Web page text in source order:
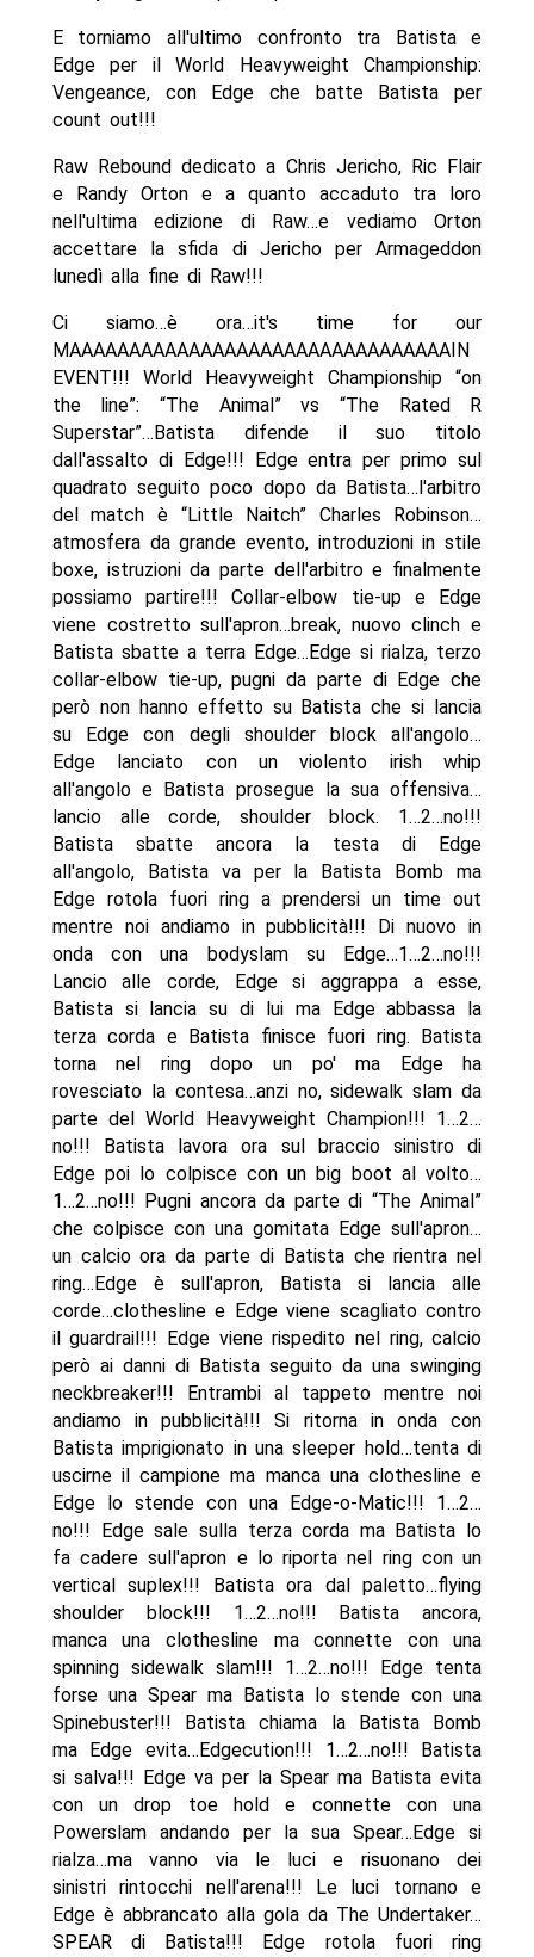
E torniamo all'ultimo confronto tra Batista e
Edge per il World Heavyweight Championship:
Vengeance, con Edge che batte Batista per
count out!!!
Raw Rebound dedicato a Chris Jericho, Ric Flair
e Randy Orton e a quanto accaduto tra loro
nell'ultima edizione di Raw…e vediamo Orton
accettare la sfida di Jericho per Armageddon
lunedì alla fine di Raw!!!
Ci siamo…è ora…it's time for our
MAAAAAAAAAAAAAAAAAAAAAAAAAAAAAAAAIN
EVENT!!! World Heavyweight Championship “on
the line”: “The Animal” vs “The Rated R
Superstar”…Batista difende il suo titolo
dall'assalto di Edge!!! Edge entra per primo sul
quadrato seguito poco dopo da Batista…l'arbitro
del match è “Little Naitch” Charles Robinson…
atmosfera da grande evento, introduzioni in stile
boxe, istruzioni da parte dell'arbitro e finalmente
possiamo partire!!! Collar-elbow tie-up e Edge
viene costretto sull'apron…break, nuovo clinch e
Batista sbatte a terra Edge…Edge si rialza, terzo
collar-elbow tie-up, pugni da parte di Edge che
però non hanno effetto su Batista che si lancia
su Edge con degli shoulder block all'angolo…
Edge lanciato con un violento irish whip
all'angolo e Batista prosegue la sua offensiva…
lancio alle corde, shoulder block. 1…2…no!!!
Batista sbatte ancora la testa di Edge
all'angolo, Batista va per la Batista Bomb ma
Edge rotola fuori ring a prendersi un time out
mentre noi andiamo in pubblicità!!! Di nuovo in
onda con una bodyslam su Edge…1…2…no!!!
Lancio alle corde, Edge si aggrappa a esse,
Batista si lancia su di lui ma Edge abbassa la
terza corda e Batista finisce fuori ring. Batista
torna nel ring dopo un po' ma Edge ha
rovesciato la contesa…anzi no, sidewalk slam da
parte del World Heavyweight Champion!!! 1…2…
no!!! Batista lavora ora sul braccio sinistro di
Edge poi lo colpisce con un big boot al volto…
1…2…no!!! Pugni ancora da parte di “The Animal”
che colpisce con una gomitata Edge sull'apron…
un calcio ora da parte di Batista che rientra nel
ring…Edge è sull'apron, Batista si lancia alle
corde…clothesline e Edge viene scagliato contro
il guardrail!!! Edge viene rispedito nel ring, calcio
però ai danni di Batista seguito da una swinging
neckbreaker!!! Entrambi al tappeto mentre noi
andiamo in pubblicità!!! Si ritorna in onda con
Batista imprigionato in una sleeper hold…tenta di
uscirne il campione ma manca una clothesline e
Edge lo stende con una Edge-o-Matic!!! 1…2…
no!!! Edge sale sulla terza corda ma Batista lo
fa cadere sull'apron e lo riporta nel ring con un
vertical suplex!!! Batista ora dal paletto…flying
shoulder block!!! 1…2…no!!! Batista ancora,
manca una clothesline ma connette con una
spinning sidewalk slam!!! 1…2…no!!! Edge tenta
forse una Spear ma Batista lo stende con una
Spinebuster!!! Batista chiama la Batista Bomb
ma Edge evita…Edgecution!!! 1…2…no!!! Batista
si salva!!! Edge va per la Spear ma Batista evita
con un drop toe hold e connette con una
Powerslam andando per la sua Spear…Edge si
rialza…ma vanno via le luci e risuonano dei
sinistri rintocchi nell'arena!!! Le luci tornano e
Edge è abbrancato alla gola da The Undertaker…
SPEAR di Batista!!! Edge rotola fuori ring